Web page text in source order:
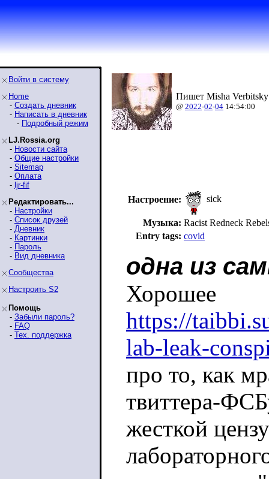
Войти в систему
Home
- Создать дневник
- Написать в дневник
- Подробный режим
LJ.Rossia.org
- Новости сайта
- Общие настройки
- Sitemap
- Оплата
- ljr-fif
Редактировать...
- Настройки
- Список друзей
- Дневник
- Картинки
- Пароль
- Вид дневника
Сообщества
Настроить S2
Помощь
- Забыли пароль?
- FAQ
- Тех. поддержка
Пишет Misha
@ 2022-02-04 14:54:00
Настроение: sick
Музыка: Racist Redneck
Entry tags: covid
одна из
Хорошее
https://
lab-leak-
про то, как
твиттера-
жесткой